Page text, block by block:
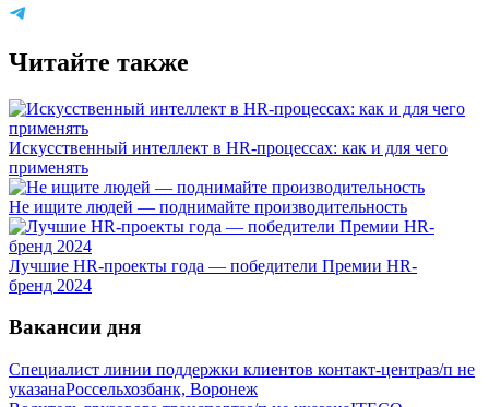
Читайте также
Искусственный интеллект в HR-процессах: как и для чего
применять
Не ищите людей — поднимайте производительность
Лучшие HR-проекты года — победители Премии HR-
бренд 2024
Вакансии дня
Специалист линии поддержки клиентов контакт-центраз/п не
указанаРоссельхозбанк, Воронеж